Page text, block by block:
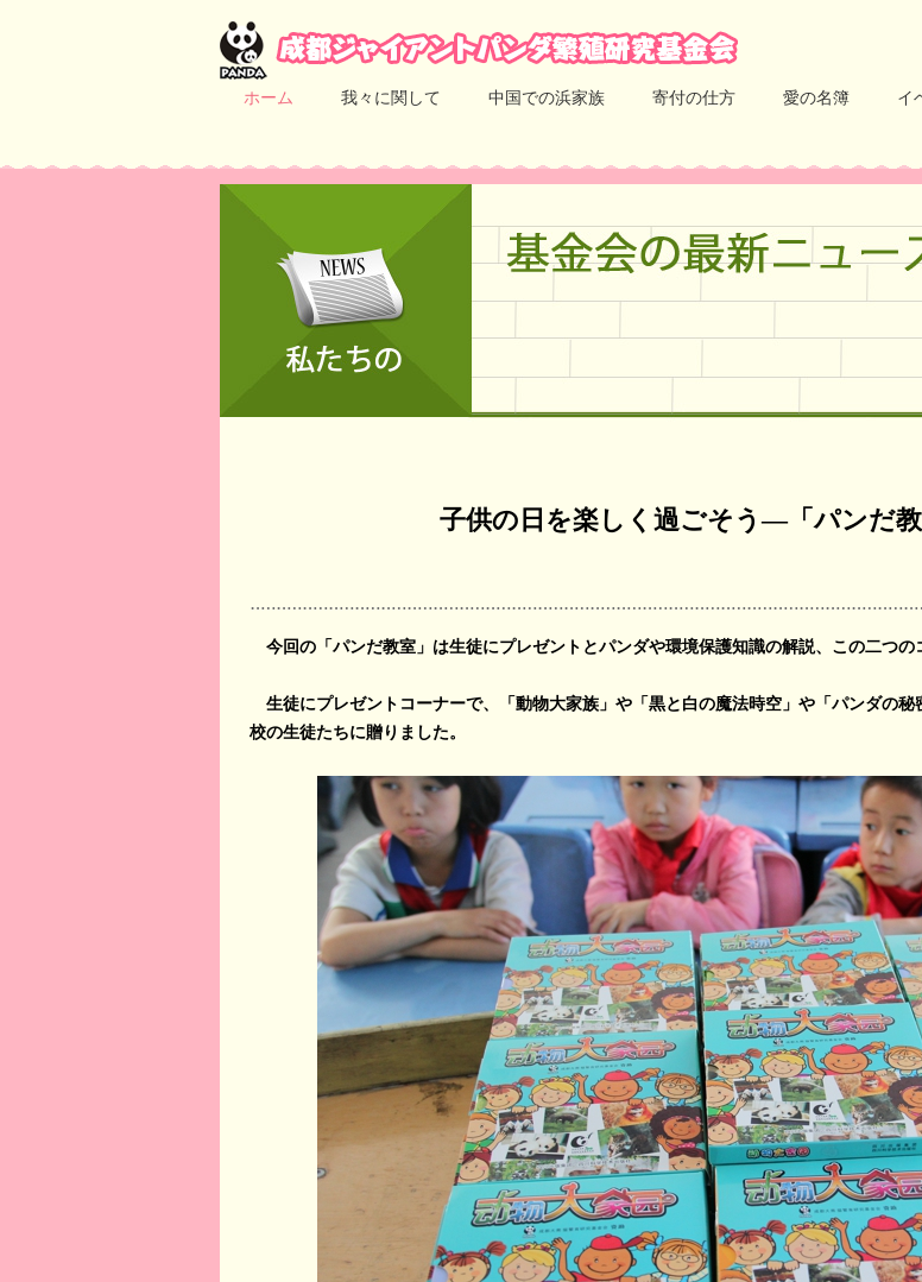
ホーム 我々に関して 中国での浜家族 寄付の仕方 愛の名簿 イ
子供の日を楽しく過ごそう―「パンだ
今回の「パンだ教室」は生徒にプレゼントとパンダや環境保護知識の解説、この二つの
生徒にプレゼントコーナーで、「動物大家族」や「黒と白の魔法時空」や「パンダの
校の生徒たちに贈りました。